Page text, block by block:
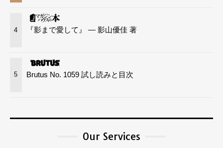
正当な理由がある場合あるいは次のいずれかに該
当する場合を除き、第三者へ提供することをいた
しません。
個人を識別し得ない「統計データ」として開示す
る場合。
て開示する場合。
有料サービスのご利用や商品注文等に伴うクレジ
4 『影まで愛して』 — 影山優佳 著
5 Brutus No. 1059 試し読みと目次
Our Services